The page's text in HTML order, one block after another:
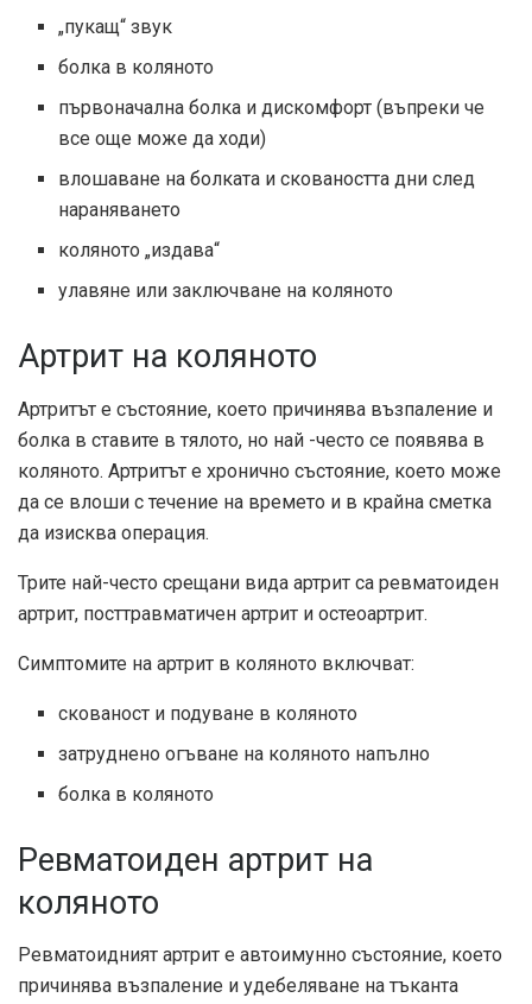
„пукащ“ звук
болка в коляното
първоначална болка и дискомфорт (въпреки че
все още може да ходи)
влошаване на болката и сковаността дни след
нараняването
коляното „издава“
улавяне или заключване на коляното
Артрит на коляното
Артритът е състояние, което причинява възпаление и
болка в ставите в тялото, но най -често се появява в
коляното. Артритът е хронично състояние, което може
да се влоши с течение на времето и в крайна сметка
да изисква операция.
Трите най-често срещани вида артрит са ревматоиден
артрит, посттравматичен артрит и остеоартрит.
Симптомите на артрит в коляното включват:
скованост и подуване в коляното
затруднено огъване на коляното напълно
болка в коляното
Ревматоиден артрит на
коляното
Ревматоидният артрит е автоимунно състояние, което
причинява възпаление и удебеляване на тъканта